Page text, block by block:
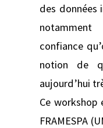
des données
confiance
notion de
aujourd’hui
Ce workshop
FRAMESPA